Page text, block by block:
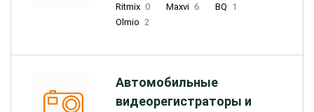
Ritmix 0 Maxvi 6 BQ 1
Olmio 2
Автомобильные
видеорегистраторы и